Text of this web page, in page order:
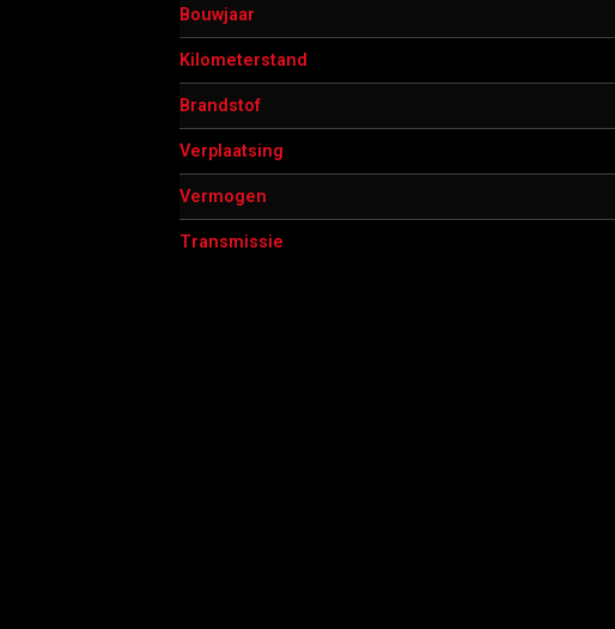
Bouwjaar
Kilometerstand
Brandstof
Verplaatsing
Vermogen
Transmissie